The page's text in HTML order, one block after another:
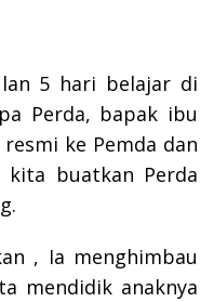
5 hari belajar di
Perda, bapak ibu
ke Pemda dan
kita buatkan Perda
, Ia menghimbau
mendidik anaknya